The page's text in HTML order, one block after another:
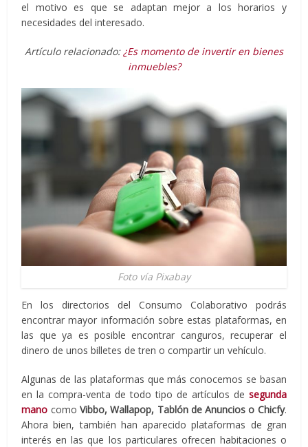
el motivo es que se adaptan mejor a los horarios y
necesidades del interesado.
Artículo relacionado:¿Es momento de invertir en bienes
inmuebles?
Foto vía Pixabay
En los directorios del Consumo Colaborativo podrás
encontrar mayor información sobre estas plataformas, en
las que ya es posible encontrar canguros, recuperar el
dinero de unos billetes de tren o compartir un vehículo.
Algunas de las plataformas que más conocemos se basan
en la compra-venta de todo tipo de artículos de segunda
mano como Vibbo, Wallapop, Tablón de Anuncios o Chicfy.
Ahora bien, también han aparecido plataformas de gran
interés en las que los particulares ofrecen habitaciones o